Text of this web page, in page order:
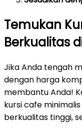
Temukan
Berkualitas
Jika Anda tengah
dengan harga
membantu Anda!
kursi cafe
berkualitas tinggi,